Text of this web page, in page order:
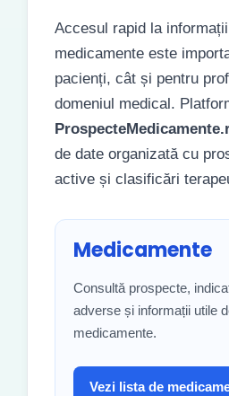
Accesul rapid la
medicamente este
pacienți, cât și pentru
domeniul medical.
de date organizată cu
active și clasificări
Medicamente
Consultă prospecte,
adverse și informații utile
medicamente.
Vezi lista de